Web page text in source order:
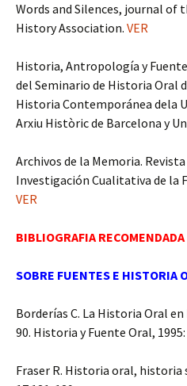
Words and Silences, journal
History Association. VER
Historia, Antropología y
del Seminario de Historia Oral
Historia Contemporánea dela
Arxiu Històric de Barcelona y
Archivos de la Memoria.
Investigación Cualitativa de la
VER
BIBLIOGRAFIA RECOMENDADA
SOBRE FUENTES E HISTORIA
Borderías C. La Historia Oral
90. Historia y Fuente Oral, 1995:
Fraser R. Historia oral, historia